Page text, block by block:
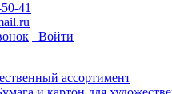
41
Войти
ассортимент